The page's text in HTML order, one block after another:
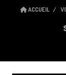
ACCUEIL